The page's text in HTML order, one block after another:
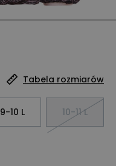
Tabela rozmiarów
9-10 L 10-11 L